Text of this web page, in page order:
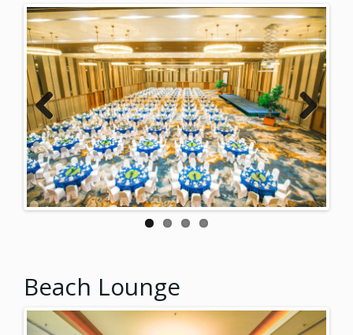
Previ
ous
Next
Beach Lounge